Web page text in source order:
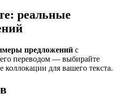
реальные
предложений с
переводом — выбирайте
коллокации для вашего текста.